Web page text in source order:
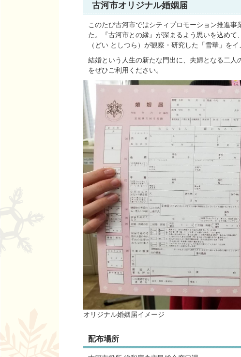
古河市オリジナル婚姻届
このたび古河市ではシティプロモーション推進
た。『古河市との縁』が深まるよう思いを込め
（どい としつら）が観察・研究した「雪華」を
結婚という人生の新たな門出に、夫婦となる二人
をぜひご利用ください。
オリジナル婚姻届イメージ
配布場所